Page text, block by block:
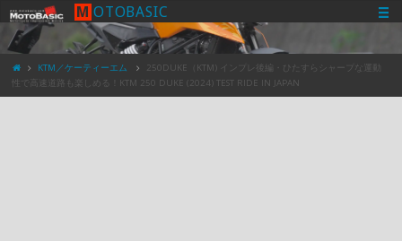
M OTOBASIC
KTM／ケーティーエム
250DUKE（KTM) インプレ後編・ひたすらシャープな運動
性で高速道路も楽しめる！KTM 250 DUKE (2024) TEST RIDE IN JAPAN